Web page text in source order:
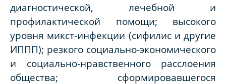
диагностической, лечебной и
профилактической помощи; высокого
уровня микст-инфекции (сифилис и другие
ИППП); резкого социально-экономического
и социально-нравственного расслоения
общества; сформировавшегося